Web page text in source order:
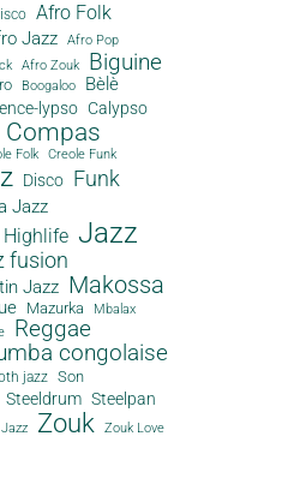
Afro Folk
Jazz
Afro Pop
Afro Zouk Biguine
Boogaloo Bèlè
lypso Calypso
Compas
Folk Creole Funk
Disco Funk
Jazz
Highlife Jazz
fusion
Jazz Makossa
Mazurka Mbalax
Reggae
congolaise
jazz Son
Steeldrum Steelpan
Zouk
Zouk Love